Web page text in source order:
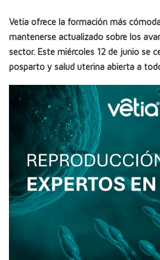
Vetia ofrece la formación más
mantenerse actualizado sobre los
sector. Este miércoles 12 de junio se
posparto y salud uterina abierta a